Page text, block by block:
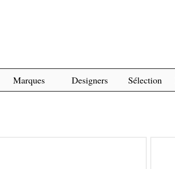
Marques Designers Sélection